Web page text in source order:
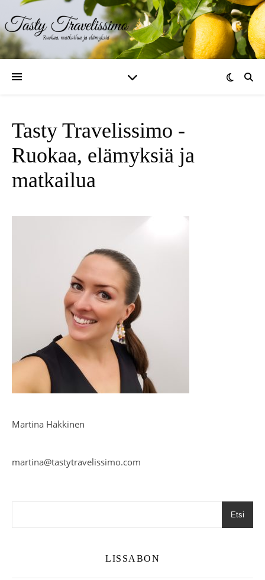
Tasty Travelissimo -
Ruokaa, elämyksiä ja
matkailua
Martina Häkkinen
martina@tastytravelissimo.com
Etsi
LISSABON